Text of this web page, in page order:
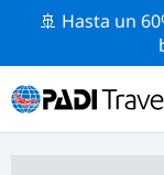
🚢 Hasta un